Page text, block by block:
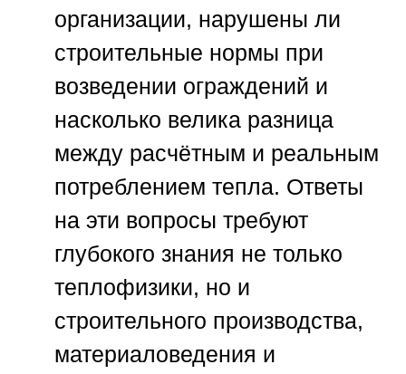
организации, нарушены ли
строительные нормы при
возведении ограждений и
насколько велика разница
между расчётным и реальным
потреблением тепла. Ответы
на эти вопросы требуют
глубокого знания не только
теплофизики, но и
строительного производства,
материаловедения и